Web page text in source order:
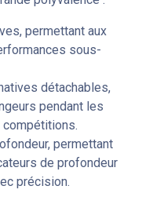
permettant aux
sous-
détachables,
pendant les
permettant
de profondeur
précision.